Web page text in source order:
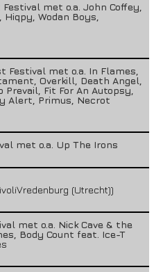
met o.a. John Coffey,
Wodan Boys,
Festival met o.a. In Flames,
Overkill, Death Angel,
Prevail, Fit For An Autopsy,
Alert, Primus, Necrot
met o.a. Up The Irons
(Utrecht))
met o.a. Nick Cave & the
Body Count feat. Ice-T